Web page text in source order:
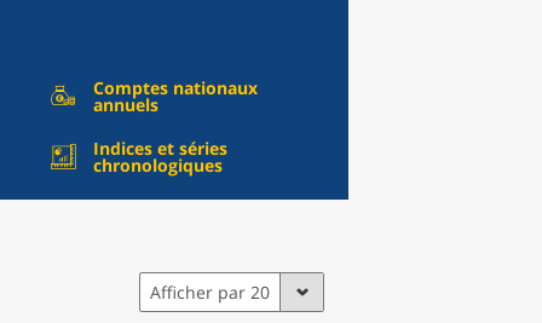
Comptes nationaux
annuels
Indices et séries
chronologiques
Afficher par 20